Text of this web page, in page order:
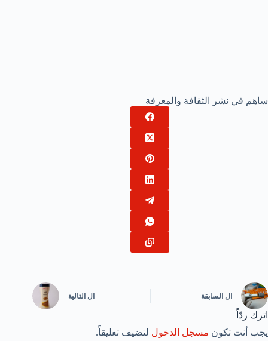
ساهم في نشر الثقافة والمعرفة
ال السابقة ال التالية
اترك ردّاً
يجب أنت تكون مسجل الدخول لتضيف تعليقاً.